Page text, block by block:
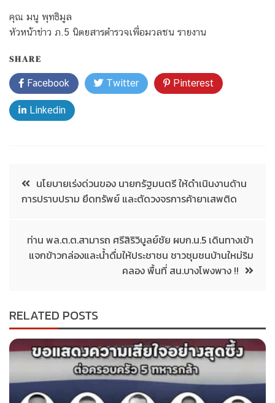
คุณ มนู พุทธิมูล
หัวหน้าข่าว ภ.5 นิตยสารตำรวจเพื่อมวลชน รายงาน
SHARE
Facebook Twitter Pinterest
Linkedin
นโยบายเร่งด่วนของ นายกรัฐมนตรี ให้ดำเนินงานด้าน
การปราบปราม ยึดทรัพย์ และตัดวงจรการค้ายาเสพติด
ท่าน พล.ต.ต.สามารถ ศรีสิริวิบูลย์ชัย ผบก.น.5 เดินทางเข้า
แจกข้าวกล่องและน้ำดื่มให้ประชาชน ชาวชุมชนบ้านใหม่ริม
คลอง พื้นที่ สน.บางโพงพาง !!
RELATED POSTS